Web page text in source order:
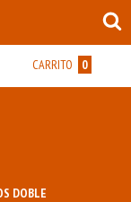
CARRITO 0
DOBLE